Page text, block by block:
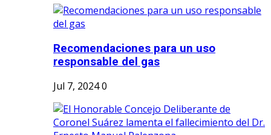
Recomendaciones para un uso
responsable del gas
Jul 7, 20240